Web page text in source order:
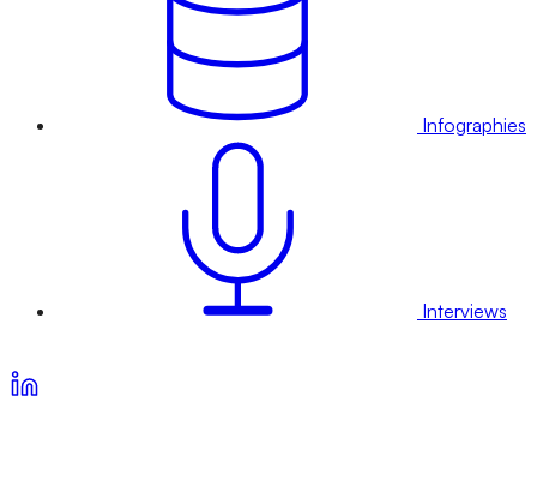
Infographies
Interviews